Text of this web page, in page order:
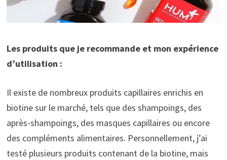
Les produits que je recommande et mon expérience
d’utilisation :
Il existe de nombreux produits capillaires enrichis en
biotine sur le marché, tels que des shampoings, des
après-shampoings, des masques capillaires ou encore
des compléments alimentaires. Personnellement, j’ai
testé plusieurs produits contenant de la biotine, mais